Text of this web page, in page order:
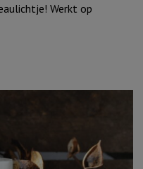
Werkt op